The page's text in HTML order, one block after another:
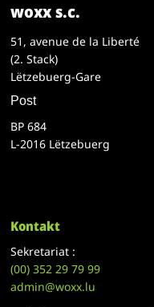
woxx s.c.
51, avenue de la Liberté
(2. Stack)
Lëtzebuerg-Gare
Post
BP 684
L-2016 Lëtzebuerg
Kontakt
Sekretariat :
(00)352 29 79 99
admin@woxx.lu